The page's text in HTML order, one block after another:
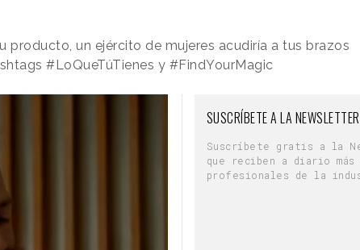
producto, un ejército de mujeres acudiría a tus brazos
#LoQueTúTienes y #FindYourMagic
SUSCRÍBETE A LA
Suscríbete gratis a la
que reciben a diario más
profesionales de la